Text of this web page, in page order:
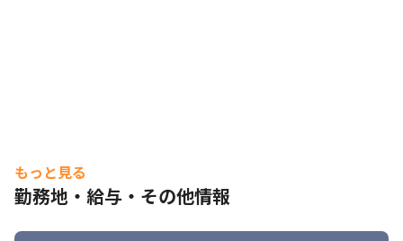
もっと見る
勤務地・給与・その他情報